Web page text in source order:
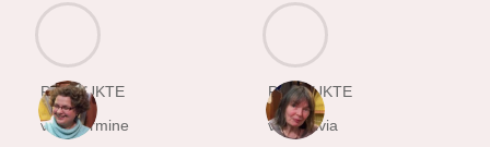
PRODUKTE
von Hermine
PRODUKTE
von Sylvia